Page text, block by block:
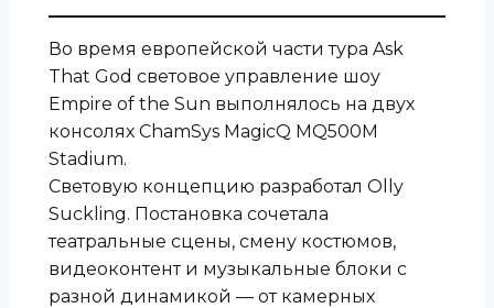
Во время европейской части тура Ask
That God световое управление шоу
Empire of the Sun выполнялось на двух
консолях ChamSys MagicQ MQ500M
Stadium.
Световую концепцию разработал Olly
Suckling. Постановка сочетала
театральные сцены, смену костюмов,
видеоконтент и музыкальные блоки с
разной динамикой — от камерных